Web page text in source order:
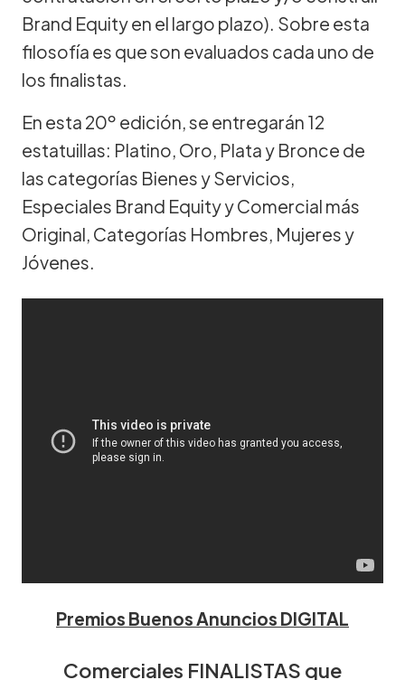
Brand Equity en el largo plazo). Sobre esta
filosofía es que son evaluados cada uno de
los finalistas.
En esta 20º edición, se entregarán 12
estatuillas: Platino, Oro, Plata y Bronce de
las categorías Bienes y Servicios,
Especiales Brand Equity y Comercial más
Original, Categorías Hombres, Mujeres y
Jóvenes.
Premios Buenos Anuncios DIGITAL
Comerciales FINALISTAS que